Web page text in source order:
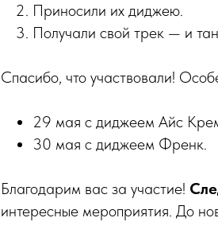
Приносили их диджею.
Получали свой трек — и
Спасибо, что участвовали!
29 мая с диджеем Айс
30 мая с диджеем Френк.
Благодарим вас за участие!
интересные мероприятия. До